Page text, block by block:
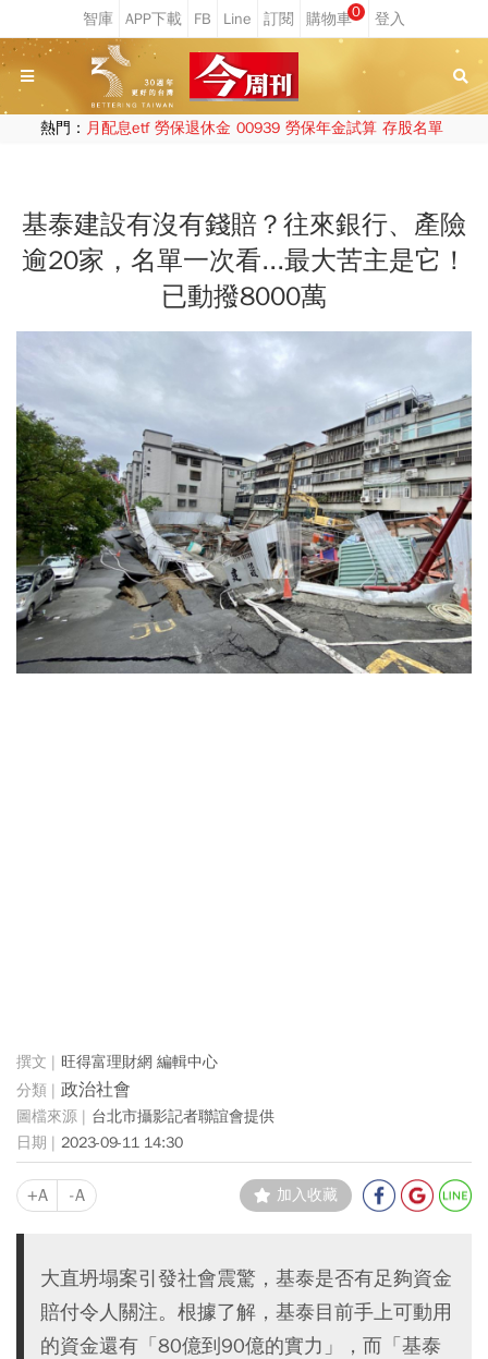
0
熱門： 月配息etf 勞保退休金 00939 勞保年金試算 存股名單
基泰建設有沒有錢賠？往來銀行、產險
逾20家，名單一次看...最大苦主是它！
已動撥8000萬
旺得富理財網 編輯中心
政治社會
台北市攝影記者聯誼會提供
2023-09-11 14:30
+A -A 加入收藏
大直坍塌案引發社會震驚，基泰是否有足夠資金
賠付令人關注。根據了解，基泰目前手上可動用
的資金還有「80億到90億的實力」，而「基泰